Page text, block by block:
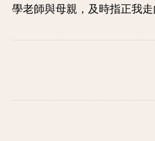
學老師與母親，及時指正我走